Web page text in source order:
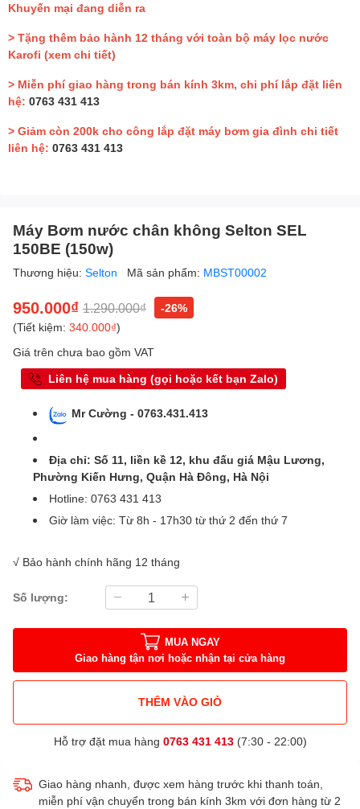
Khuyến mại đang diễn ra
> Tặng thêm bảo hành 12 tháng với toàn bộ máy lọc nước
Karofi (xem chi tiết)
> Miễn phí giao hàng trong bán kính 3km, chi phí lắp đặt liên
hệ: 0763 431 413
> Giảm còn 200k cho công lắp đặt máy bơm gia đình chi tiết
liên hệ: 0763 431 413
Máy Bơm nước chân không Selton SEL
150BE (150w)
Thương hiệu: Selton Mã sản phẩm: MBST00002
950.000₫ 1.290.000₫
-26%
(Tiết kiệm: 340.000₫)
Giá trên chưa bao gồm VAT
Liên hệ mua hàng (gọi hoặc kết bạn Zalo)
Mr Cường - 0763.431.413
Địa chỉ: Số 11, liền kề 12, khu đấu giá Mậu Lương,
Phường Kiến Hưng, Quận Hà Đông, Hà Nội
Hotline: 0763 431 413
Giờ làm việc: Từ 8h - 17h30 từ thứ 2 đến thứ 7
√ Bảo hành chính hãng 12 tháng
Số lượng:
MUA NGAY
Giao hàng tận nơi hoặc nhận tại cửa hàng
THÊM VÀO GIỎ
Hỗ trợ đặt mua hàng 0763 431 413(7:30 - 22:00)
Giao hàng nhanh, được xem hàng trước khi thanh toán,
miễn phí vận chuyển trong bán kính 3km với đơn hàng từ 2